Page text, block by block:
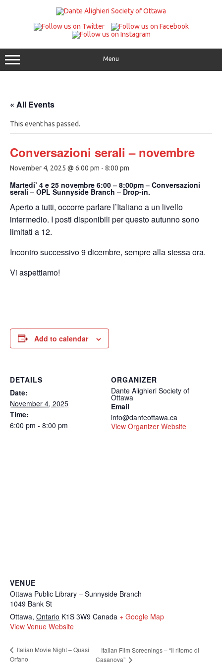
Menu
« All Events
This event has passed.
Conversazioni serali – novembre
November 4, 2025 @ 6:00 pm - 8:00 pm
Martedi’ 4 e 25 novembre 6:00 – 8:00pm – Conversazioni
serali – OPL Sunnyside Branch – Drop-in.
Aperto a tutti, occorre parlare l’Italiano a un livello
intermedio. I posti disponibili per questo autunno sono
limitati a 12.
Incontro successivo 9 dicembre, sempre alla stessa ora.
Vi aspettiamo!
Add to calendar
DETAILS
Date:
November 4, 2025
Time:
6:00 pm - 8:00 pm
ORGANIZER
Dante Alighieri Society of
Ottawa
Email
info@danteottawa.ca
View Organizer Website
VENUE
Ottawa Public Library – Sunnyside Branch
1049 Bank St
Ottawa, Ontario K1S 3W9 Canada + Google Map
View Venue Website
Italian Movie Night – Quasi
Orfano
Italian Film Screenings – “Il ritorno di
Casanova”